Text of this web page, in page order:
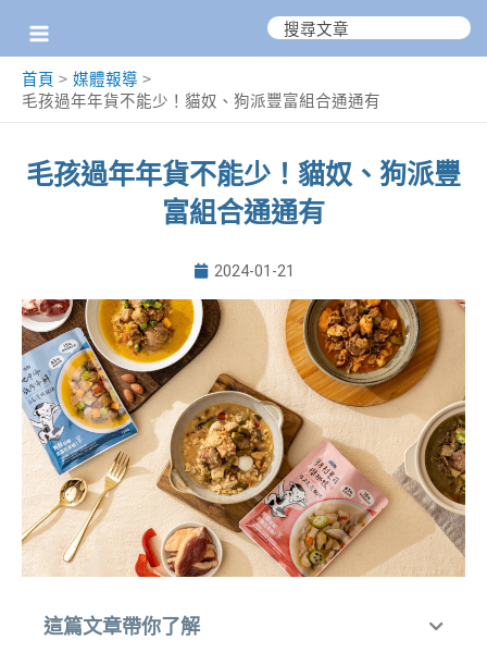
搜
首頁
媒體報導
毛孩過年年貨不能少！貓奴、狗派豐富組合通通有
毛孩過年年貨不能少！貓奴、狗派豐
富組合通通有
2024-01-21
這篇文章帶你了解